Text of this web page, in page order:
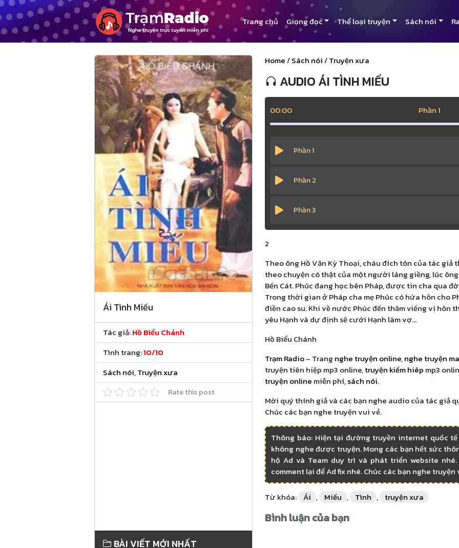
Trang chủ Giọng đọc Thể loại truyện Sách nói
Ái Tình Miếu
Tác giả:Hồ Biểu Chánh
Tình trang:10/10
Sách nói,Truyện xưa
Rate this post
BÀI VIẾT MỚI NHẤT
Home/Sách nói/Truyện xưa
AUDIO ÁI TÌNH MIẾU
00:00 Phần 1
Phần 1
Phần 2
Phần 3
Phần 5
Phần 6
Phần 8
Phần 10
2
Theo ông Hồ Văn Kỳ Thoại, cháu đích tôn của tác giả
theo chuyện có thật của một người láng giềng, lúc
Bến Cát. Phúc đang học bên Pháp, được tin cha qua
Trong thời gian ở Pháp cha mẹ Phúc có hứa hôn cho
điền cao su. Khi về nước Phúc đến thăm viếng vị hôn
yêu Hạnh và dự định sẽ cưới Hạnh làm vợ…
Hồ Biểu Chánh
Trạm Radio– Trang nghe truyện online,nghe truyện ma
truyện tiên hiệp mp3 online,truyện kiếm hiêp mp3
truyện online miễn phí,sách nói.
Mời quý thính giả và các bạn nghe audio của tác giả
Chúc các bạn nghe truyện vui vẻ.
Thông báo: Hiện tại đường truyền internet quốc
không nghe được truyện. Mong các bạn hết sức
hộ Ad và Team duy trì và phát triển website
comment lại để Ad fix nhé. Chúc các bạn nghe truyện
Từ khóa: Ái , Miếu , Tình , truyện xưa
Bình luận của bạn